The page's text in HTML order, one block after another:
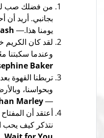
من فضلك صب
بجانبي. أريد أن
يومنا هذا.―
لقد كان
وعندما سكبتنا
Baker
تربطنا القهوة
وبحواسنا،
―
Marley
أعتقد أن
نتذكر كيف